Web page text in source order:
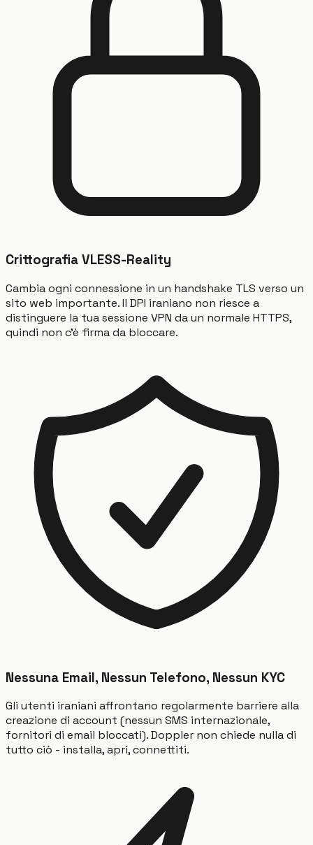
Crittografia VLESS-Reality
Cambia ogni connessione in un handshake TLS verso un
sito web importante. Il DPI iraniano non riesce a
distinguere la tua sessione VPN da un normale HTTPS,
quindi non c'è firma da bloccare.
Nessuna Email, Nessun Telefono, Nessun KYC
Gli utenti iraniani affrontano regolarmente barriere alla
creazione di account (nessun SMS internazionale,
fornitori di email bloccati). Doppler non chiede nulla di
tutto ciò - installa, apri, connettiti.